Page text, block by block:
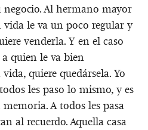
negocio. Al hermano mayor
vida le va un poco regular y
venderla. Y en el caso
a quien le va bien
quiere quedársela. Yo
les paso lo mismo, y es
A todos les pasa
al recuerdo. Aquella casa